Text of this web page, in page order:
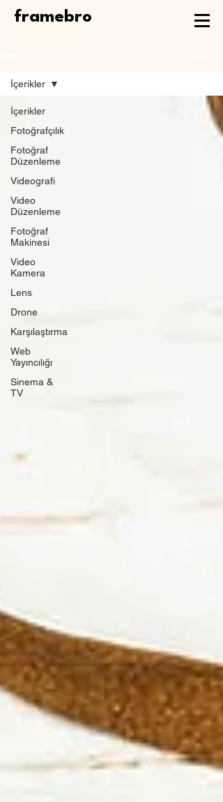
framebro
İçerikler
Fotoğrafçılık
Fotoğraf
Düzenleme
Videografi
Video
Düzenleme
Fotoğraf
Makinesi
Video
Kamera
Lens
Drone
Karşılaştırma
Web
Yayıncılığı
Sinema &
TV
İçerikler